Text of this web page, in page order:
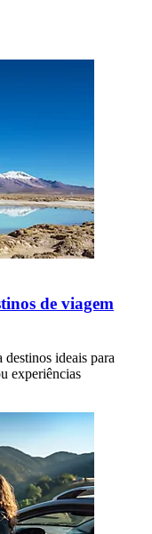
de viagem
ideais para
experiências